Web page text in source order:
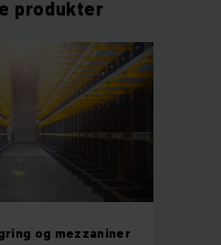
produkter
og mezzaniner